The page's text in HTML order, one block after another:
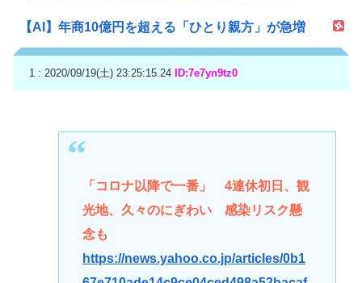
【AI】年商10億円を超える「ひとり親方」が急増
1 : 2020/09/19(土) 23:25:15.24 ID:7e7yn9tz0
「コロナ以降で一番」 4連休初日、観
光地、久々のにぎわい 感染リスク懸
念も
https://news.yahoo.co.jp/articles/0b1